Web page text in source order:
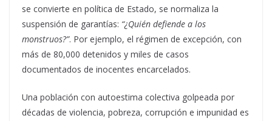
se convierte en política de Estado, se normaliza la
suspensión de garantías: “¿Quién defiende a los
monstruos?”. Por ejemplo, el régimen de excepción, con
más de 80,000 detenidos y miles de casos
documentados de inocentes encarcelados.
Una población con autoestima colectiva golpeada por
décadas de violencia, pobreza, corrupción e impunidad es